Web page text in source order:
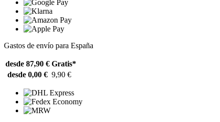
Gastos de envío para España
desde 87,90 € Gratis*
desde 0,00 € 9,90 €